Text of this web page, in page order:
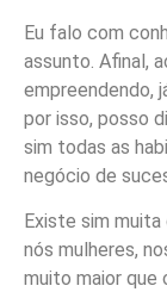
Eu falo com
assunto. Afinal,
empreendendo,
por isso, posso
sim todas as
negócio de
Existe sim
nós mulheres,
muito maior que